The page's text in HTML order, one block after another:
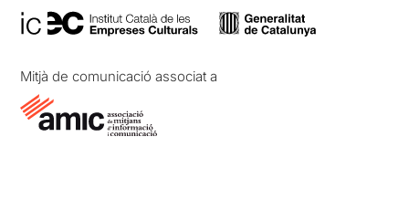
Mitjà de comunicació associat a